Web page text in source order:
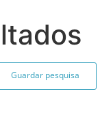
Guardar pesquisa